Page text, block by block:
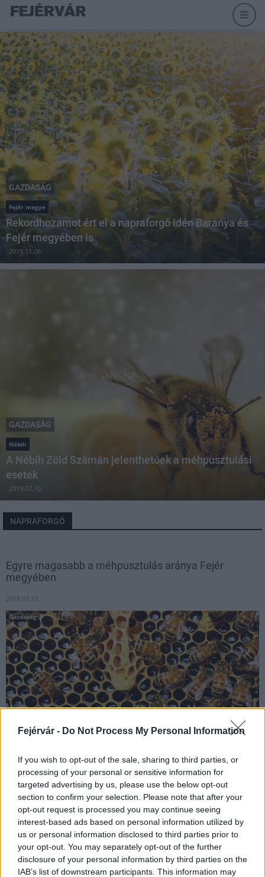
Fejérvár - Do Not Process My Personal Information
If you wish to opt-out of the sale, sharing to third parties, or
processing of your personal or sensitive information for
targeted advertising by us, please use the below opt-out
section to confirm your selection. Please note that after your
opt-out request is processed you may continue seeing
interest-based ads based on personal information utilized by
us or personal information disclosed to third parties prior to
your opt-out. You may separately opt-out of the further
disclosure of your personal information by third parties on the
IAB’s list of downstream participants. This information may
GAZDASÁG
Fejér megye
Rekordhozamot ért el a napraforgó idén Baranya és
Fejér megyében is
2019.11.06
GAZDASÁG
Nébih
A Nébih Zöld Számán jelenthetőek a méhpusztulási
esetek
2019.07.10
NAPRAFORGÓ
Egyre magasabb a méhpusztulás aránya Fejér
megyében
2018.07.13
Gazdaság
Több mint 300 méhészet jelzett méhpusztulást az elmúlt
hetekben, a magyar méhészek mintegy 10-20 százalékát érinti a
probléma, az okok azonban egyelőre ismeretlenek - mondta az
Országos Magyar Méhészeti Egyesület (OMME) elnöke az M1
aktuális csatornán pénteken.
1